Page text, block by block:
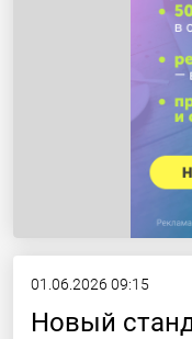
01.06.2026 09:15
Новый